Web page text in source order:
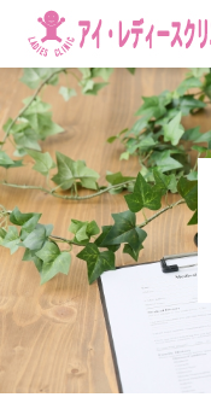
HOME
医院紹介
診療科目
アクセス
お問い合わせ